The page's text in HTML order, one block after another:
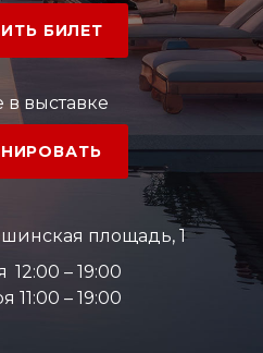
БИЛЕТ
в выставке
площадь, 1
12:00 – 19:00
11:00 – 19:00